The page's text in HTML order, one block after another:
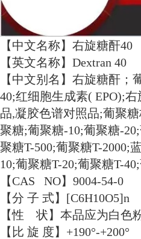
【中文名称】右旋糖酐40
【英文名称】Dextran 40
【中文别名】右旋糖酐
40;红细胞生成素( EPO);
品,凝胶色谱对照品;葡聚
聚糖;葡聚糖-10;葡聚糖-
聚糖T-500;葡聚糖T-2000;
10;葡聚糖T-20;葡聚糖T-
【CAS NO】9004-54-0
【分 子 式】[C6H10O5]n
【性 状】本品应为白色
【比 旋 度】+190°-+200°